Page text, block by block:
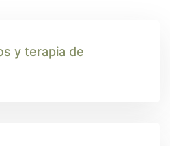
y terapia de